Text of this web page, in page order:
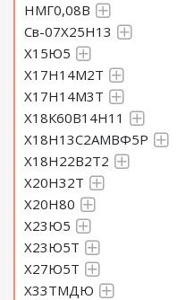
НМГ0,08В
Св-07Х25Н13
Х15Ю5
Х17Н14М2Т
Х17Н14М3Т
Х18К60В14Н11
Х18Н13С2АМВФ5Р
Х18Н22В2Т2
Х20Н32Т
Х20Н80
Х23Ю5
Х23Ю5Т
Х27Ю5Т
Х33ТМДЮ